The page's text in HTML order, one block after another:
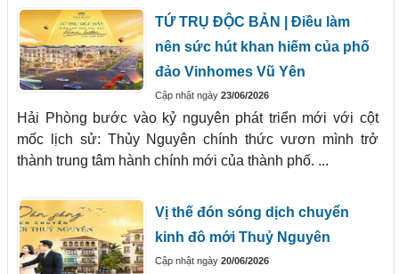
TỨ TRỤ ĐỘC BẢN | Điều làm
nên sức hút khan hiếm của phố
đảo Vinhomes Vũ Yên
Cập nhật ngày 23/06/2026
Hải Phòng bước vào kỷ nguyên phát triển mới với cột
mốc lịch sử: Thủy Nguyên chính thức vươn mình trở
thành trung tâm hành chính mới của thành phố. ...
Vị thế đón sóng dịch chuyển
kinh đô mới Thuỷ Nguyên
Cập nhật ngày 20/06/2026